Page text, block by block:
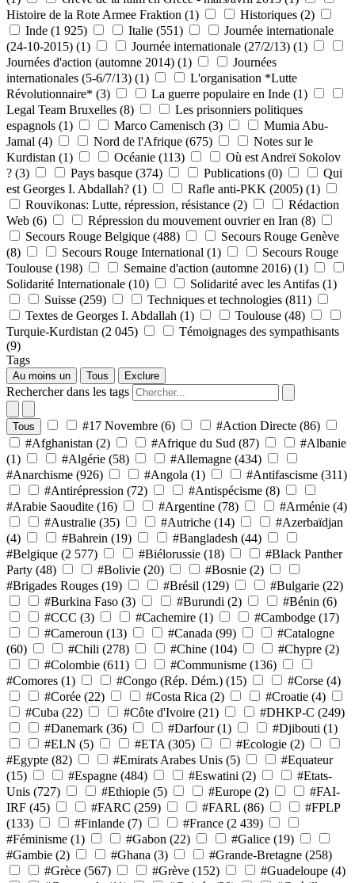
Histoire de la Rote Armee Fraktion (1) Historiques (2)
Inde (1 925) Italie (551)
Journée internationale
(24-10-2015) (1) Journée internationale (27/2/13) (1)
Journées d'action (automne 2014) (1)
Journées
internationales (5-6/7/13) (1)
L'organisation *Lutte
Révolutionnaire* (3) La guerre populaire en Inde (1)
Legal Team Bruxelles (8)
Les prisonniers politiques
espagnols (1) Marco Camenisch (3)
Mumia Abu-
Jamal (4) Nord de l'Afrique (675)
Notes sur le
Kurdistan (1) Océanie (113)
Où est Andreï Sokolov
? (3) Pays basque (374) Publications (0)
Qui
est Georges I. Abdallah? (1) Rafle anti-PKK (2005) (1)
Rouvikonas: Lutte, répression, résistance (2)
Rédaction
Web (6) Répression du mouvement ouvrier en Iran (8)
Secours Rouge Belgique (488)
Secours Rouge Genève
(8)
Secours Rouge International (1)
Secours Rouge
Toulouse (198) Semaine d'action (automne 2016) (1)
Solidarité Internationale (10) Solidarité avec les Antifas (1)
Suisse (259) Techniques et technologies (811)
Textes de Georges I. Abdallah (1) Toulouse (48)
Turquie-Kurdistan (2 045)
Témoignages des sympathisants
(9)
Tags
Au moins un Tous Exclure
Rechercher dans les tags
Tous #17 Novembre (6) #Action Directe (86)
#Afghanistan (2) #Afrique du Sud (87)
#Albanie
(1)
#Algérie (58) #Allemagne (434)
#Anarchisme (926) #Angola (1) #Antifascisme (311)
#Antirépression (72) #Antispécisme (8)
#Arabie Saoudite (16) #Argentine (78) #Arménie (4)
#Australie (35) #Autriche (14)
#Azerbaïdjan
(4)
#Bahrein (19) #Bangladesh (44)
#Belgique (2 577) #Biélorussie (18)
#Black Panther
Party (48) #Bolivie (20) #Bosnie (2)
#Brigades Rouges (19) #Brésil (129) #Bulgarie (22)
#Burkina Faso (3) #Burundi (2) #Bénin (6)
#CCC (3) #Cachemire (1) #Cambodge (17)
#Cameroun (13) #Canada (99)
#Catalogne
(60)
#Chili (278) #Chine (104) #Chypre (2)
#Colombie (611) #Communisme (136)
#Comores (1) #Congo (Rép. Dém.) (15) #Corse (4)
#Corée (22) #Costa Rica (2) #Croatie (4)
#Cuba (22) #Côte d'Ivoire (21) #DHKP-C (249)
#Danemark (36) #Darfour (1) #Djibouti (1)
#ELN (5) #ETA (305) #Ecologie (2)
#Egypte (82) #Emirats Arabes Unis (5)
#Equateur
(15)
#Espagne (484) #Eswatini (2)
#Etats-
Unis (727) #Ethiopie (5) #Europe (2)
#FAI-
IRF (45) #FARC (259) #FARL (86)
#FPLP
(133)
#Finlande (7) #France (2 439)
#Féminisme (1) #Gabon (22) #Galice (19)
#Gambie (2) #Ghana (3) #Grande-Bretagne (258)
#Grèce (567) #Grève (152) #Guadeloupe (4)